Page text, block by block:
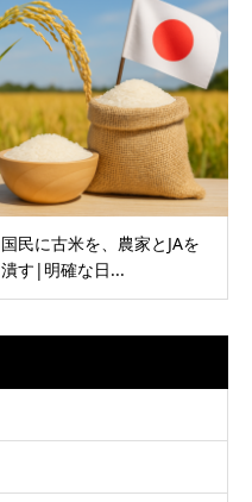
国民に古米を、農家とJAを
潰す|明確な日...